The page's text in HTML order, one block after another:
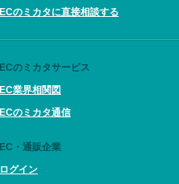
ECのミカタに直接相談する
ECのミカタサービス
EC業界相関図
ECのミカタ通信
EC・通販企業
ログイン